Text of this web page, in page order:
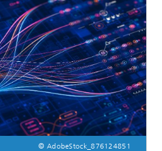
© AdobeStock_876124851